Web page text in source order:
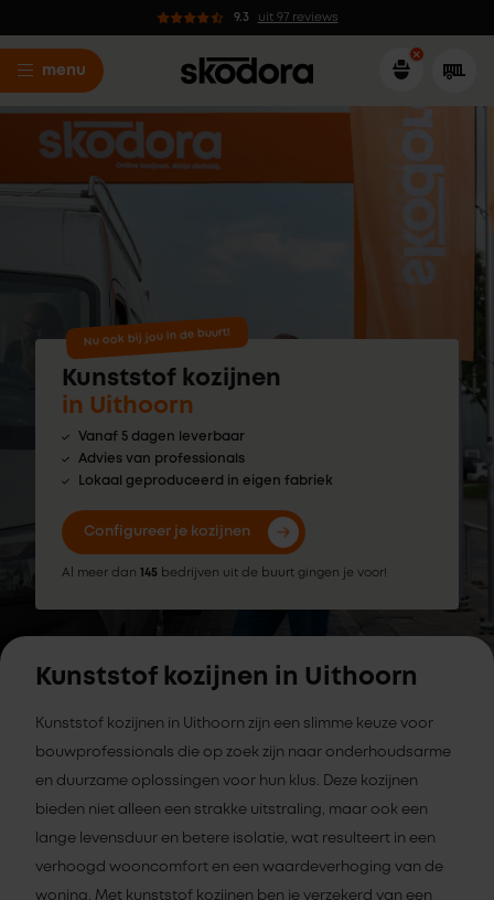
9.3 uit 97 reviews
menu
Nu ook bij jou in de buurt!
Kunststof kozijnen
in Uithoorn
Vanaf 5 dagen leverbaar
Advies van professionals
Lokaal geproduceerd in eigen fabriek
Configureer je kozijnen
Al meer dan 145 bedrijven uit de buurt gingen je voor!
Kunststof kozijnen in Uithoorn
Kunststof kozijnen in Uithoorn zijn een slimme keuze voor
bouwprofessionals die op zoek zijn naar onderhoudsarme
en duurzame oplossingen voor hun klus. Deze kozijnen
bieden niet alleen een strakke uitstraling, maar ook een
lange levensduur en betere isolatie, wat resulteert in een
verhoogd wooncomfort en een waardeverhoging van de
woning. Met kunststof kozijnen ben je verzekerd van een